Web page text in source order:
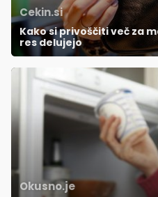
Cekin.si
Kako si privoščiti več za
res delujejo
Okusno.je